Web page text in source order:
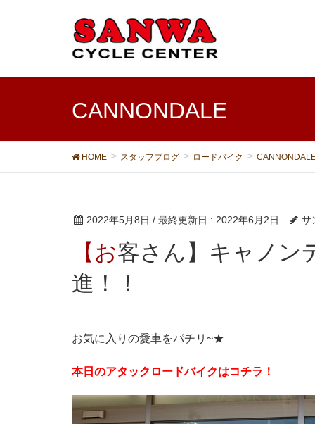
CANNONDALE
HOME スタッフブログ ロードバイク
2022年5月8日 / 最終更新日 : 2022年6月2日 サ
【お客さん】キャノンデール 初めてのDISC 発
進！！
お気に入りの愛車をパチリ~★
本日のアタックロードバイクはコチラ！